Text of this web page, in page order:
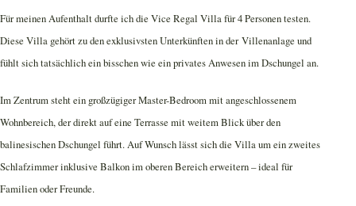
Für meinen Aufenthalt durfte ich die Vice Regal Villa für 4 Personen testen.
Diese Villa gehört zu den exklusivsten Unterkünften in der Villenanlage und
fühlt sich tatsächlich ein bisschen wie ein privates Anwesen im Dschungel an.
Im Zentrum steht ein großzügiger Master-Bedroom mit angeschlossenem
Wohnbereich, der direkt auf eine Terrasse mit weitem Blick über den
balinesischen Dschungel führt. Auf Wunsch lässt sich die Villa um ein zweites
Schlafzimmer inklusive Balkon im oberen Bereich erweitern – ideal für
Familien oder Freunde.